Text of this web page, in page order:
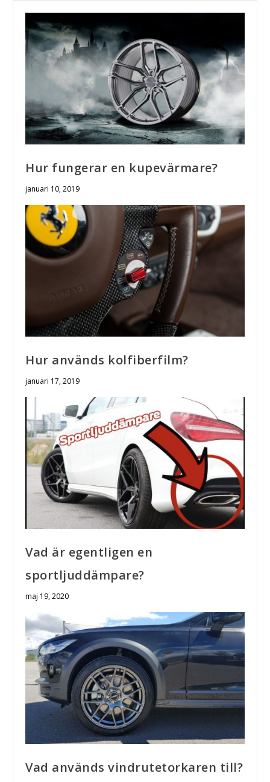
Hur fungerar en kupevärmare?
januari 10, 2019
Hur används kolfiberfilm?
januari 17, 2019
Vad är egentligen en
sportljuddämpare?
maj 19, 2020
Vad används vindrutetorkaren till?